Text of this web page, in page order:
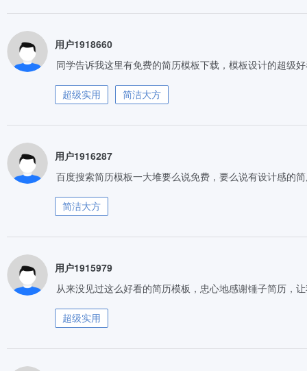
用户1918660
同学告诉我这里有免费的简历模板下载，模板设计的超级
超级实用 简洁大方
用户1916287
百度搜索简历模板一大堆要么说免费，要么说有设计感的
简洁大方
用户1915979
从来没见过这么好看的简历模板，忠心地感谢锤子简历，
超级实用